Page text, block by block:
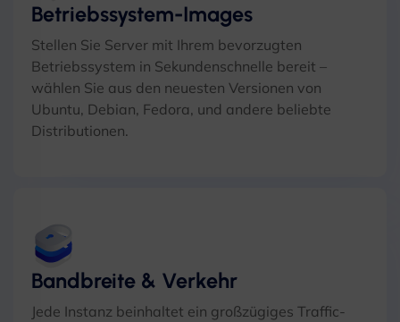
Betriebssystem-Images
Stellen Sie Server mit Ihrem bevorzugten
Betriebssystem in Sekundenschnelle bereit –
wählen Sie aus den neuesten Versionen von
Ubuntu, Debian, Fedora, und andere beliebte
Distributionen.
Bandbreite & Verkehr
Jede Instanz beinhaltet ein großzügiges Traffic-